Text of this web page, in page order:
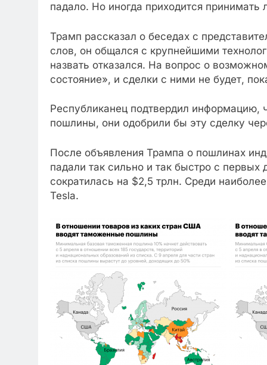
падало. Но иногда приходится принимать
Трамп рассказал о беседах с
слов, он общался с крупнейшими
назвать отказался. На вопрос о
состояние», и сделки с ними не будет,
Республиканец подтвердил информацию,
пошлины, они одобрили бы эту сделку
После объявления Трампа о пошлинах
падали так сильно и так быстро с
сократилась на $2,5 трлн. Среди
Tesla.